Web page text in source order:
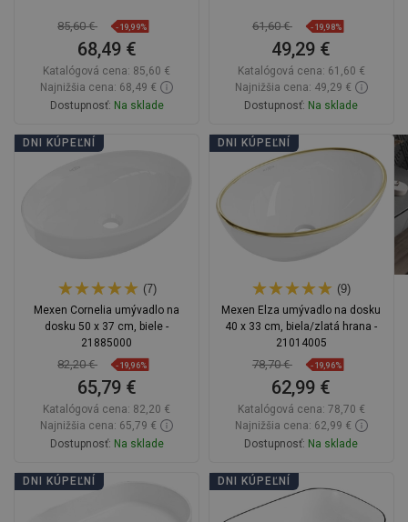
85,60 € -19,99%
68,49 €
Katalógová cena: 85,60 €
Najnižšia cena: 68,49 €
Dostupnosť: Na sklade
Do košíka
61,60 € -19,98%
49,29 €
Katalógová cena: 61,60 €
Najnižšia cena: 49,29 €
Dostupnosť: Na sklade
Do košíka
Porovnaj
DNI KÚPEĽNÍ
(7)
Mexen Cornelia umývadlo na
dosku 50 x 37 cm, biele -
21885000
82,20 € -19,96%
65,79 €
Katalógová cena: 82,20 €
Najnižšia cena: 65,79 €
Dostupnosť: Na sklade
Do košíka
DNI KÚPEĽNÍ
(9)
Mexen Elza umývadlo na dosku
40 x 33 cm, biela/zlatá hrana -
21014005
78,70 € -19,96%
62,99 €
Katalógová cena: 78,70 €
Najnižšia cena: 62,99 €
Dostupnosť: Na sklade
Do košíka
Porovnaj
DNI KÚPEĽNÍ DNI KÚPEĽNÍ